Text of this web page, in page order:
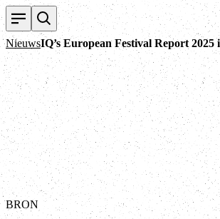
NieuwsIQ’s European Festival Report 2025
BRON